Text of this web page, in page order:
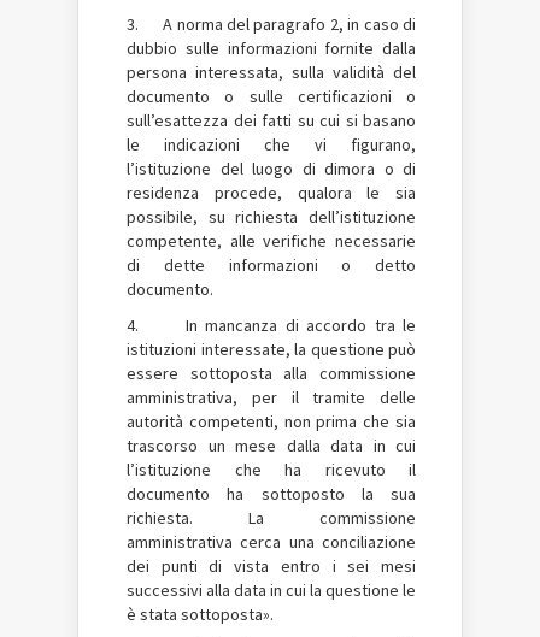
3. A norma del paragrafo 2, in caso di
dubbio sulle informazioni fornite dalla
persona interessata, sulla validità del
documento o sulle certificazioni o
sull’esattezza dei fatti su cui si basano
le indicazioni che vi figurano,
l’istituzione del luogo di dimora o di
residenza procede, qualora le sia
possibile, su richiesta dell’istituzione
competente, alle verifiche necessarie
di dette informazioni o detto
documento.
4. In mancanza di accordo tra le
istituzioni interessate, la questione può
essere sottoposta alla commissione
amministrativa, per il tramite delle
autorità competenti, non prima che sia
trascorso un mese dalla data in cui
l’istituzione che ha ricevuto il
documento ha sottoposto la sua
richiesta. La commissione
amministrativa cerca una conciliazione
dei punti di vista entro i sei mesi
successivi alla data in cui la questione le
è stata sottoposta».